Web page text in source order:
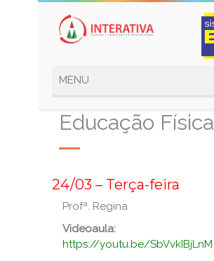
Educação Física
24/03 – Terça-feira
Profª. Regina
Videoaula:
https://youtu.be/SbVvkIBjLnM